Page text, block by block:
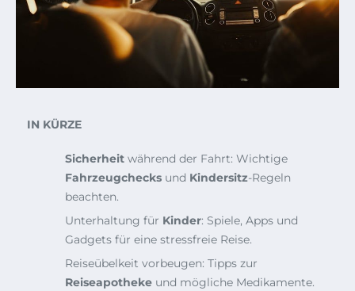
IN KÜRZE
Sicherheit während der Fahrt: Wichtige
Fahrzeugchecks und Kindersitz-Regeln
beachten.
Unterhaltung für Kinder: Spiele, Apps und
Gadgets für eine stressfreie Reise.
Reiseübelkeit vorbeugen: Tipps zur
Reiseapotheke und mögliche Medikamente.